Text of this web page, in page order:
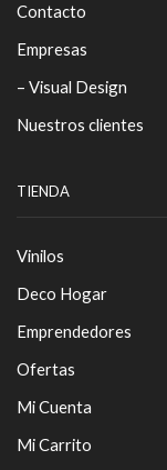
Contacto
Empresas
– Visual Design
Nuestros clientes
TIENDA
Vinilos
Deco Hogar
Emprendedores
Ofertas
Mi Cuenta
Mi Carrito